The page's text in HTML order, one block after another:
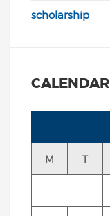
scholarship
CALENDAR
M T